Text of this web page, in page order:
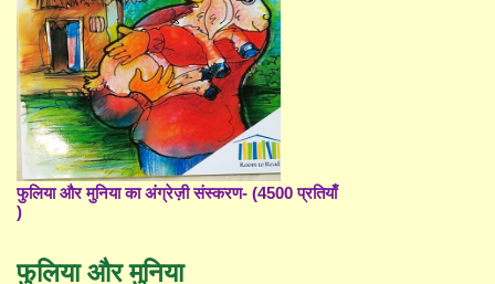
फुलिया और मुनिया का अंग्रेज़ी संस्करण- (4500 प्रतियाँ
)
फुलिया और मुनिया